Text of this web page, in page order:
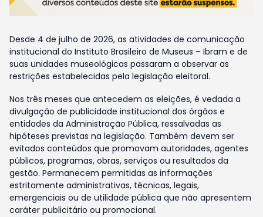
Desde 4 de julho de 2026, as atividades de comunicação
institucional do Instituto Brasileiro de Museus – Ibram e de
suas unidades museológicas passaram a observar as
restrições estabelecidas pela legislação eleitoral.
Nos três meses que antecedem as eleições, é vedada a
divulgação de publicidade institucional dos órgãos e
entidades da Administração Pública, ressalvadas as
hipóteses previstas na legislação. Também devem ser
evitados conteúdos que promovam autoridades, agentes
públicos, programas, obras, serviços ou resultados da
gestão. Permanecem permitidas as informações
estritamente administrativas, técnicas, legais,
emergenciais ou de utilidade pública que não apresentem
caráter publicitário ou promocional.